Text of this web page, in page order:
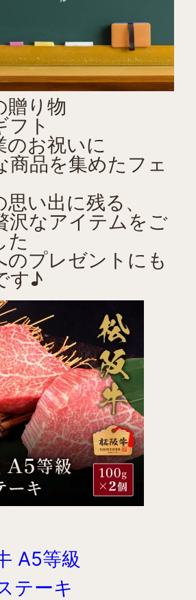
贈り物
フト
のお祝いに
商品を集めたフェ
い出に残る、
沢なアイテムをご
た
のプレゼントにも
す♪
A5等級
テーキ